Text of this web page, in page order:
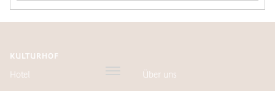
KULTURHOF
Hotel Über uns